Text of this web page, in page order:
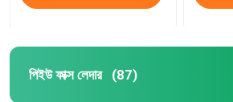
পিইউ ফাক্স লেদার (87)